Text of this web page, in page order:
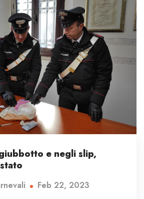
e negli slip,
Feb 22, 2023